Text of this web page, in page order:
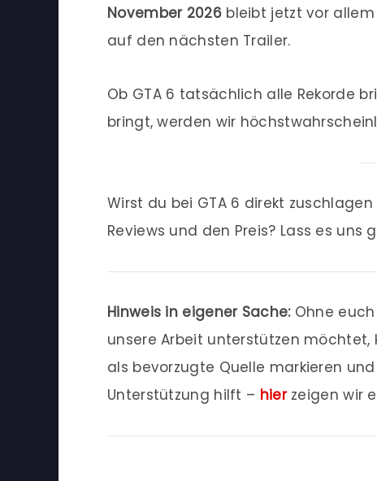
November 2026bleibt jetzt vor
auf den nächsten Trailer.
Ob GTA 6 tatsächlich alle Rekorde
bringt, werden wir
Wirst du bei GTA 6 direkt
Reviews und den Preis? Lass es
Hinweis in eigener Sache:Ohne euch
unsere Arbeit unterstützen möchtet,
als bevorzugte Quelle markieren
Unterstützung hilft – hier zeigen wir